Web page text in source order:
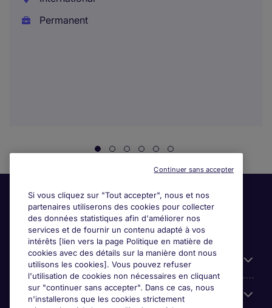
Permanent
Liens utiles
Espace employeurs
Si vous cliquez sur "Tout accepter", nous et nos
partenaires utiliserons des cookies pour collecter
des données statistiques afin d'améliorer nos
services et de fournir un contenu adapté à vos
intérêts [lien vers la page Politique en matière de
cookies avec des détails sur la manière dont nous
utilisons les cookies]. Vous pouvez refuser
l'utilisation de cookies non nécessaires en cliquant
sur "continuer sans accepter". Dans ce cas, nous
n'installerons que les cookies strictement
Continuer sans accepter